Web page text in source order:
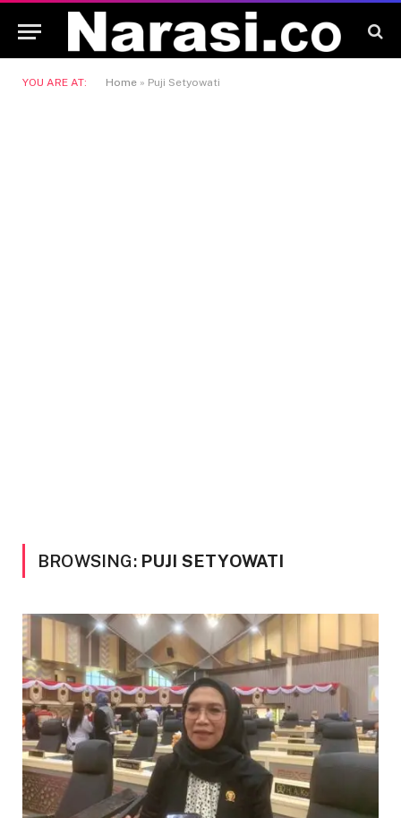
YOU ARE AT: Home » Puji Setyowati
BROWSING: PUJI SETYOWATI